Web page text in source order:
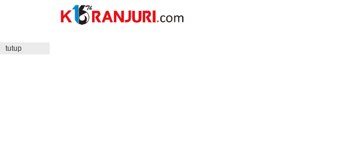
tutup